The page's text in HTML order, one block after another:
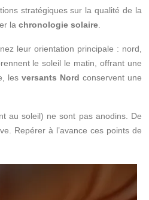
stratégiques sur la qualité de la
la chronologie solaire
leur orientation principale : nord,
le soleil le matin, offrant une
lesversants Nord conservent une
au soleil) ne sont pas anodins. De
Repérer à l’avance ces points de